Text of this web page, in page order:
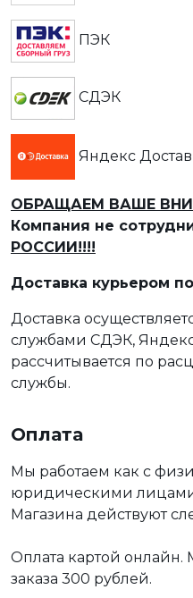
ПЭК
СДЭК
Яндекс
ОБРАЩАЕМ ВАШЕ
Компания не
РОССИИ!!!!
Доставка курьером
Доставка
службами СДЭК,
рассчитывается по
службы.
Оплата
Мы работаем как с
юридическими
Магазина действуют
Оплата картой
заказа 300 рублей.